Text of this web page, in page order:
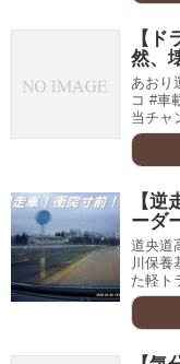
【
然、
あおり
コ #車
当チャ
【
ーダ
道央道
川保養
た軽ト